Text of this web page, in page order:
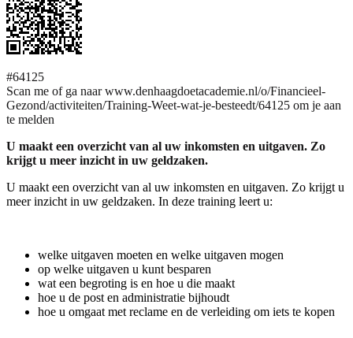
#64125
Scan me of ga naar www.denhaagdoetacademie.nl/o/Financieel-
Gezond/activiteiten/Training-Weet-wat-je-besteedt/64125 om je aan
te melden
U maakt een overzicht van al uw inkomsten en uitgaven. Zo
krijgt u meer inzicht in uw geldzaken.
U maakt een overzicht van al uw inkomsten en uitgaven. Zo krijgt u
meer inzicht in uw geldzaken. In deze training leert u:
welke uitgaven moeten en welke uitgaven mogen
op welke uitgaven u kunt besparen
wat een begroting is en hoe u die maakt
hoe u de post en administratie bijhoudt
hoe u omgaat met reclame en de verleiding om iets te kopen